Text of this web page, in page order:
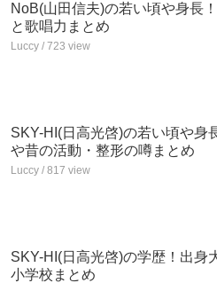
NoB(山田信夫)の若い頃や身長
と歌唱力まとめ
Luccy / 723 view
SKY-HI(日高光啓)の若い頃や身
や昔の活動・整形の噂まとめ
Luccy / 817 view
SKY-HI(日高光啓)の学歴！出身
小学校まとめ